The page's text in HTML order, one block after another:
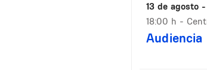
13 de agosto
18:00 h -